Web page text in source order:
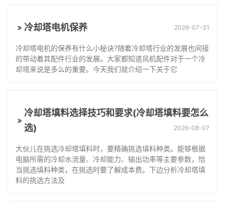
冷却塔电机保养 2026-07-31
冷却塔电机的保养有什么小秘诀?随着冷却塔行业的发展也间接
的带动着其配件行业的发展。大家都知道风机配件对于一个冷
却塔来说是多么的重要。今天我们就介绍一下关于它
冷却塔填料选择技巧和要求(冷却塔填料要怎么
选)
2026-08-07
大伙儿在挑选冷却塔填料时，要精确挑选填料种类。能够根据
电脑所需的冷却水流量、冷却能力、输出功率等主要参数，恰
当挑选填料种类，在挑选时要了解成本费。下边分析冷却塔填
料的挑选方法及